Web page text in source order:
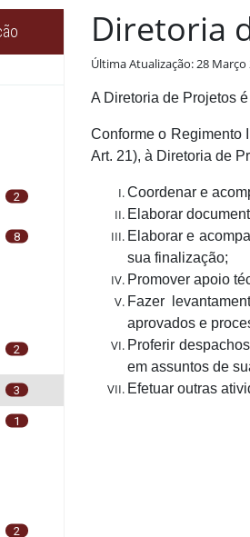
2
8
2
3
1
2
Diretoria
Última Atualização: 28 Março
A Diretoria de Projetos
Conforme o Regimento
Art. 21), à Diretoria de
Coordenar e
Elaborar
Elaborar e
sua finalização;
Promover apoio
Fazer
aprovados e
Proferir
em assuntos de
Efetuar outras